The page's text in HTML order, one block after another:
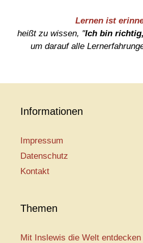
Lernen ist
heißt zu wissen, "Ich bin
um darauf alle
Informationen
Impressum
Datenschutz
Kontakt
Themen
Mit Inslewis die Welt entdecken